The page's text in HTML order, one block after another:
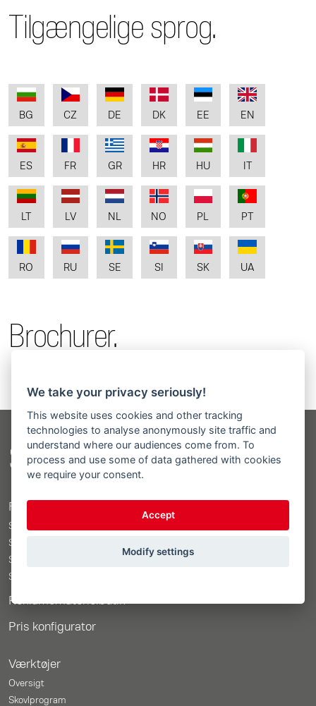
Tilgængelige sprog.
BG CZ DE DK EE EN
ES FR GR HR HU
LT LV NL NO PL PT
RO RU SE SI SK UA
Brochurer.
Sitemap
Frontlæsser
STOLL ProfiLine ISOBUSConnected
STOLL ProfiLine
STOLL Solid
STOLL CompactLine
Reklamematerielbutik
Pris konfigurator
Værktøjer
Oversigt
Skovlprogram
We take your privacy seriously!
This website uses cookies and other tracking
technologies to analyse anonymously site traffic and
understand where our audiences come from. To
process and use some of data gathered with cookies
we require your consent.
Accept
Modify settings